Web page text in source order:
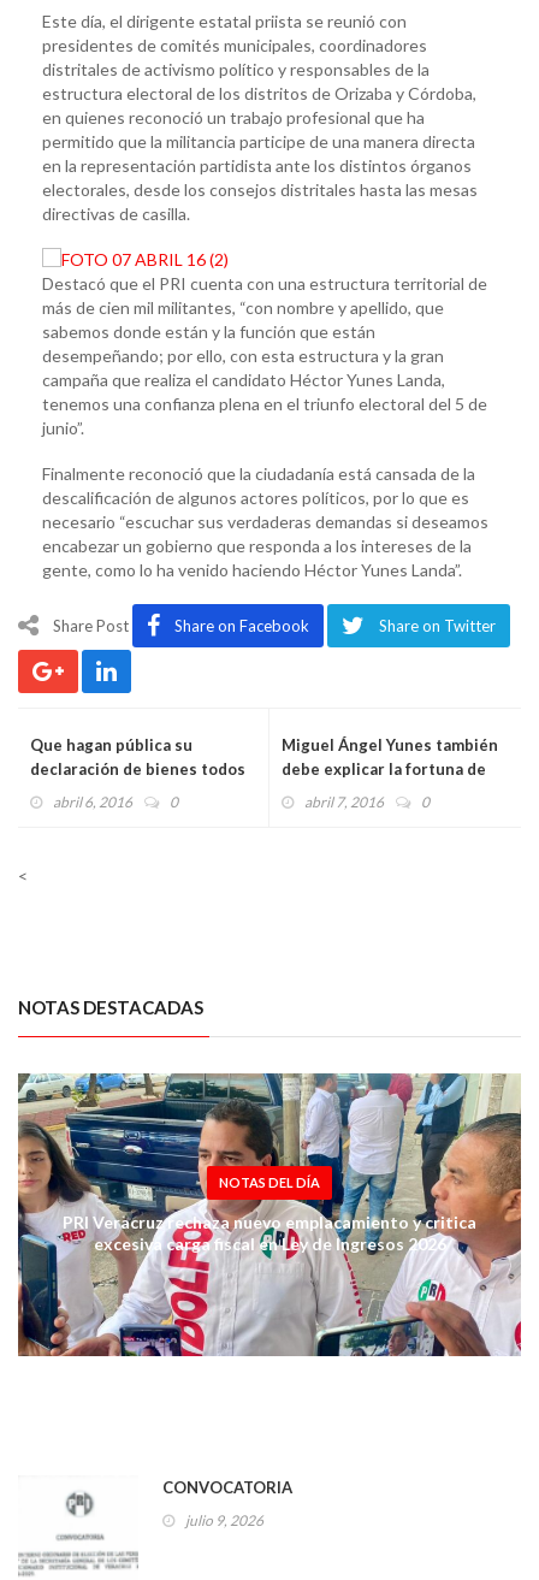
Este día, el dirigente estatal priista se reunió con
presidentes de comités municipales, coordinadores
distritales de activismo político y responsables de la
estructura electoral de los distritos de Orizaba y Córdoba,
en quienes reconoció un trabajo profesional que ha
permitido que la militancia participe de una manera directa
en la representación partidista ante los distintos órganos
electorales, desde los consejos distritales hasta las mesas
directivas de casilla.
Destacó que el PRI cuenta con una estructura territorial de
más de cien mil militantes, “con nombre y apellido, que
sabemos donde están y la función que están
desempeñando; por ello, con esta estructura y la gran
campaña que realiza el candidato Héctor Yunes Landa,
tenemos una confianza plena en el triunfo electoral del 5 de
junio”.
Finalmente reconoció que la ciudadanía está cansada de la
descalificación de algunos actores políticos, por lo que es
necesario “escuchar sus verdaderas demandas si deseamos
encabezar un gobierno que responda a los intereses de la
gente, como lo ha venido haciendo Héctor Yunes Landa”.
Share Post Share on Facebook Share on Twitter
Que hagan pública su
declaración de bienes todos
los candidatos a gobernador:
abril 6, 2016 0
Miguel Ángel Yunes también
debe explicar la fortuna de
sus hijos: Martha Montoya
abril 7, 2016 0
<
NOTAS DESTACADAS
NOTAS DEL DÍA
PRI Veracruz rechaza nuevo emplacamiento y critica
excesiva carga fiscal en Ley de Ingresos 2026
CONVOCATORIA
julio 9, 2026